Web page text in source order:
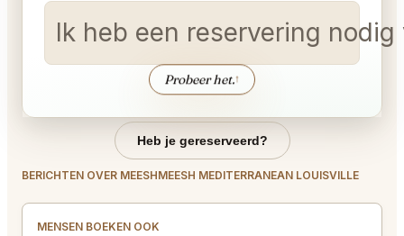
Ik heb een reservering
Probeer het.↑
Heb je gereserveerd?
BERICHTEN OVER MEESHMEESH MEDITERRANEAN LOUISVILLE
MENSEN BOEKEN OOK